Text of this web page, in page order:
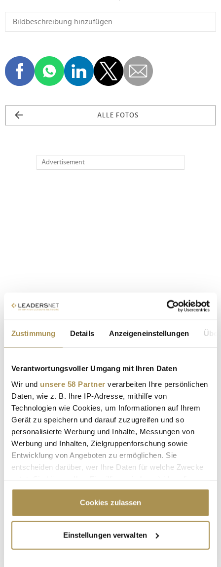
Zustimmung Details Anzeigeneinstellungen
Verantwortungsvoller Umgang mit Ihren Daten
Wir und unsere 58 Partner verarbeiten Ihre persönlichen
Daten, wie z. B. Ihre IP-Adresse, mithilfe von
Technologien wie Cookies, um Informationen auf Ihrem
Gerät zu speichern und darauf zuzugreifen und so
personalisierte Werbung und Inhalte, Messungen von
Werbung und Inhalten, Zielgruppenforschung sowie
Entwicklung von Angeboten zu ermöglichen. Sie
entscheiden darüber, wer Ihre Daten für welche Zwecke
Cookie-Erklärung oder durch Klicken auf das Privacy
Trigger Symbol ändern oder widerrufen
Informationen über Ihre geografische Lage
erfassen, welche bis auf einige Meter genau sein
Cookies zulassen
Einstellungen verwalten
ALLE FOTOS
Advertisement